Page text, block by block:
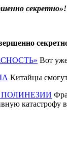
Вот
Китайцы
катастрофу